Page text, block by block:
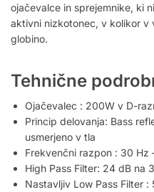
ojačevalce in sprejemnike, ki
aktivni nizkotonec, v kolikor v
globino.
Tehnične
Ojačevalec : 200W v D-
Princip delovanja: Bass
usmerjeno v tla
Frekvenčni razpon : 30 Hz
High Pass Filter: 24 dB na
Nastavljiv Low Pass Filter :